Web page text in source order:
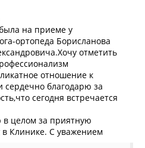
на приеме у
ортопеда Борисланова
отметить
отношение к
сердечно благодарю за
сегодня встречается
в целом за приятную
в Клинике. С уважением